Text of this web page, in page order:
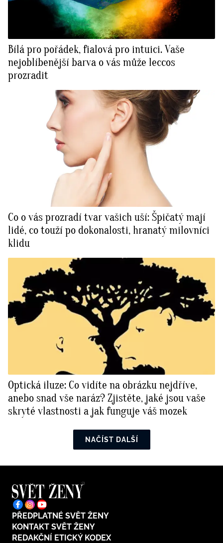
Bílá pro pořádek, fialová pro intuici. Vaše
nejoblíbenější barva o vás může leccos
prozradit
Co o vás prozradí tvar vašich uší: Špičatý mají
lidé, co touží po dokonalosti, hranatý milovníci
klidu
Optická iluze: Co vidíte na obrázku nejdříve,
anebo snad vše naráz? Zjistěte, jaké jsou vaše
skryté vlastnosti a jak funguje váš mozek
NAČÍST DALŠÍ
PŘEDPLATNÉ SVĚT ŽENY
KONTAKT SVĚT ŽENY
REDAKČNÍ ETICKÝ KODEX